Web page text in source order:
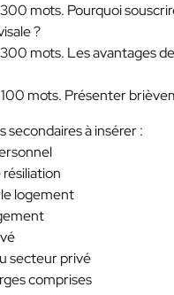
mots. Pourquoi
?
mots. Les avantages
mots. Présenter
secondaires à insérer :
logement
secteur privé
comprises